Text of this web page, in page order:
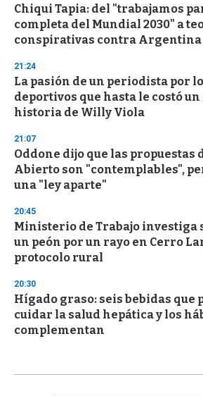
Chiqui Tapia: del "trabajamos
completa del Mundial 2030" a
conspirativas contra Argentina
21:24
La pasión de un periodista por
deportivos que hasta le costó
historia de Willy Viola
21:07
Oddone dijo que las propuestas
Abierto son "contemplables",
una "ley aparte"
20:45
Ministerio de Trabajo investiga
un peón por un rayo en Cerro
protocolo rural
20:30
Hígado graso: seis bebidas que
cuidar la salud hepática y los
complementan